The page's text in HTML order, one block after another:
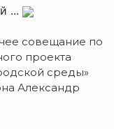
...
совещание по
проекта
среды»
Александр